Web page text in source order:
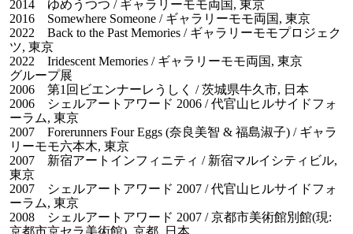
2014 ゆめうつつ / ギャラリーモモ両国, 東京
2016 Somewhere Someone / ギャラリーモモ両国, 東京
2022 Back to the Past Memories / ギャラリーモモプロジェク
ツ, 東京
2022 Iridescent Memories / ギャラリーモモ両国, 東京
グループ展
2006 第1回ビエンナーレうしく / 茨城県牛久市, 日本
2006 シェルアートアワード 2006 / 代官山ヒルサイドフォ
ーラム, 東京
2007 Forerunners Four Eggs (奈良美智 & 福島淑子) / ギャラ
リーモモ六本木, 東京
2007 新宿アートインフィニティ / 新宿マルイシティビル,
東京
2007 シェルアートアワード 2007 / 代官山ヒルサイドフォ
ーラム, 東京
2008 シェルアートアワード 2007 / 京都市美術館別館(現:
京都市京セラ美術館), 京都, 日本